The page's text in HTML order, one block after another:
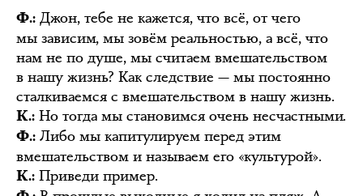
Ф.: Джон, тебе не кажется, что всё, от чего
мы зависим, мы зовём реальностью, а всё, что
нам не по душе, мы считаем вмешательством
в нашу жизнь? Как следствие — мы постоянно
сталкиваемся с вмешательством в нашу жизнь.
К.: Но тогда мы становимся очень несчастными.
Ф.: Либо мы капитулируем перед этим
вмешательством и называем его «культурой».
К.: Приведи пример.